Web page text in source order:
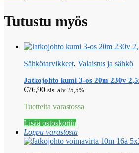
Tutustu myös
Sähkötarvikkeet, Valaistus ja sähkö
Jatkojohto kumi 3-os 20m 230v
€76,90 sis. alv 25,5%
Tuotteita varastossa
Lisää ostoskoriin
Loppu varastosta